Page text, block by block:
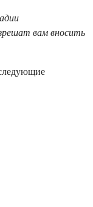
вам вносить